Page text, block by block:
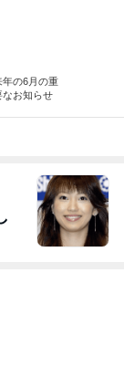
年の6月の重
なお知らせ